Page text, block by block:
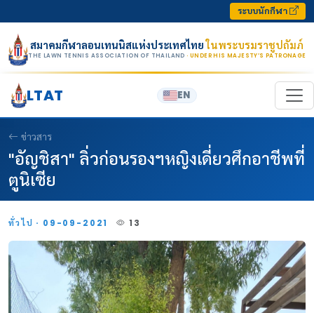
ระบบนักกีฬา
สมาคมกีฬาลอนเทนนิสแห่งประเทศไทยในพระบรมราชูปถัมภ์
THE LAWN TENNIS ASSOCIATION OF THAILAND · UNDER HIS MAJESTY’S PATRONAGE
LTAT EN
ข่าวสาร
"อัญชิสา" ลิ่วก่อนรองฯหญิงเดี่ยวศึกอาชีพที่
ตูนิเซีย
ทั่วไป · 09-09-2021 13